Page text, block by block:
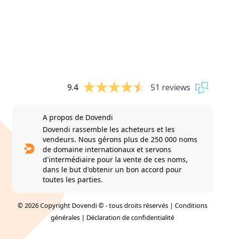
9.4 51 reviews
A propos de Dovendi
Dovendi rassemble les acheteurs et les
vendeurs. Nous gérons plus de 250 000 noms
de domaine internationaux et servons
d'intermédiaire pour la vente de ces noms,
dans le but d'obtenir un bon accord pour
toutes les parties.
© 2026 Copyright Dovendi © - tous droits réservés | Conditions
générales | Déclaration de confidentialité